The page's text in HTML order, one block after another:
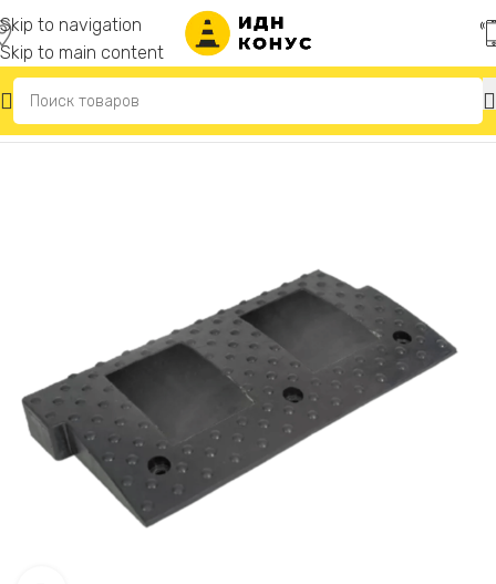
Skip to navigation
Skip to main content
Главная Съезды с бордюра